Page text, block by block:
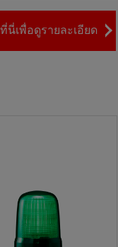
นี่เพื่อดูรายละเอียด